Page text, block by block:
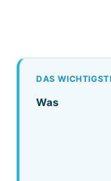
DAS
Was